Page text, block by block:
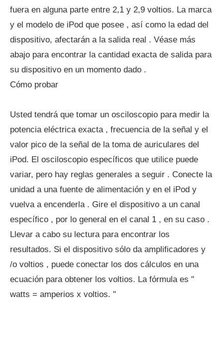
fuera en alguna parte entre 2,1 y 2,9 voltios. La marca
y el modelo de iPod que posee , así como la edad del
dispositivo, afectarán a la salida real . Véase más
abajo para encontrar la cantidad exacta de salida para
su dispositivo en un momento dado .
Cómo probar
Usted tendrá que tomar un osciloscopio para medir la
potencia eléctrica exacta , frecuencia de la señal y el
valor pico de la señal de la toma de auriculares del
iPod. El osciloscopio específicos que utilice puede
variar, pero hay reglas generales a seguir . Conecte la
unidad a una fuente de alimentación y en el iPod y
vuelva a encenderla . Gire el dispositivo a un canal
específico , por lo general en el canal 1 , en su caso .
Llevar a cabo su lectura para encontrar los
resultados. Si el dispositivo sólo da amplificadores y
/o voltios , puede conectar los dos cálculos en una
ecuación para obtener los voltios. La fórmula es "
watts = amperios x voltios. "